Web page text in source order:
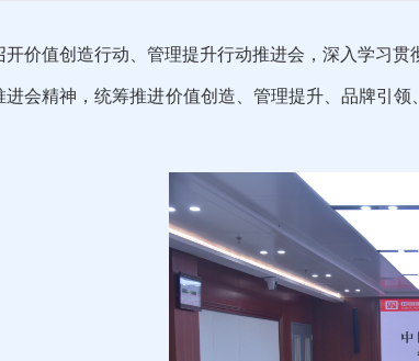
开价值创造行动、管理提升行动推进会，深入学习贯
进会精神，统筹推进价值创造、管理提升、品牌引领